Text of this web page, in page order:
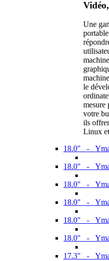
Une
le
mesure
votre
ils
Linux
18.0" -
18.0" -
18.0" -
18.0" -
18.0" -
18.0" -
17.3" -